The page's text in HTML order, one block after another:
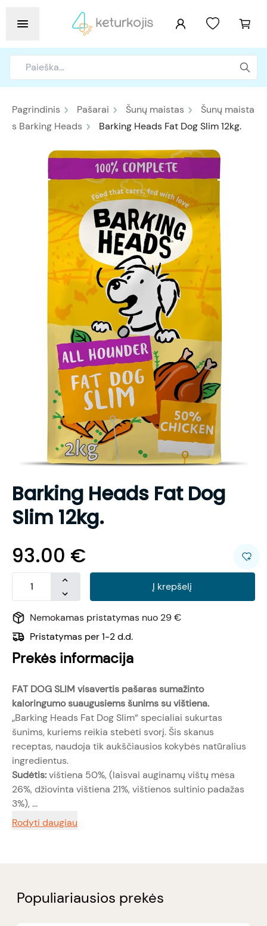
Pagrindinis Pašarai Šunų maistas
Šunų maista
s Barking Heads
Barking Heads Fat Dog Slim 12kg.
Barking Heads Fat Dog
Slim 12kg.
93.00 €
Į krepšelį
Nemokamas pristatymas nuo 29 €
Pristatymas per 1-2 d.d.
Prekės informacija
FAT DOG SLIM visavertis pašaras sumažinto
kaloringumo suaugusiems šunims su vištiena.
„Barking Heads Fat Dog Slim“ specialiai sukurtas
šunims, kuriems reikia stebėti svorį. Šis skanus
receptas, naudoja tik aukščiausios kokybės natūralius
ingredientus.
Sudėtis:vištiena 50%, (laisvai auginamų vištų mėsa
26%, džiovinta vištiena 21%, vištienos sultinio padažas
3%), ...
Rodyti daugiau
Populiariausios prekės